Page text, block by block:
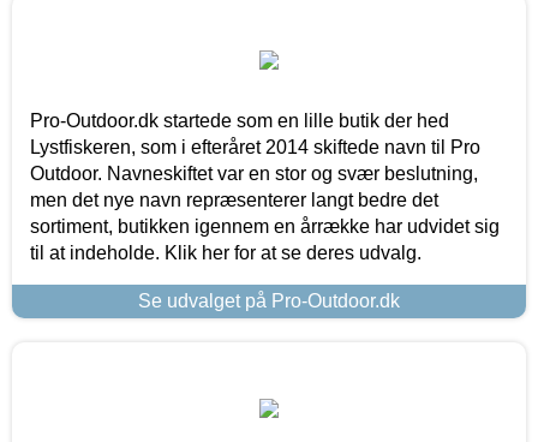
Pro-Outdoor.dk startede som en lille butik der hed
Lystfiskeren, som i efteråret 2014 skiftede navn til Pro
Outdoor. Navneskiftet var en stor og svær beslutning,
men det nye navn repræsenterer langt bedre det
sortiment, butikken igennem en årrække har udvidet sig
til at indeholde. Klik her for at se deres udvalg.
Se udvalget på Pro-Outdoor.dk